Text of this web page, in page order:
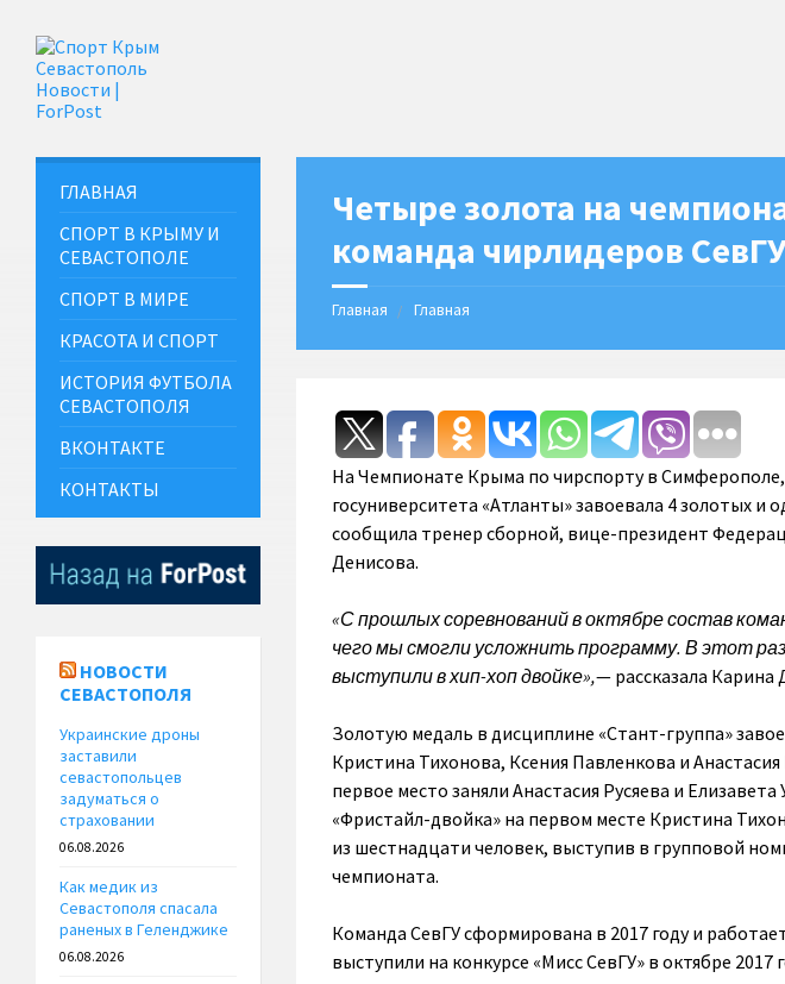
Четыре золота на
команда чирлидеров
Главная Главная
На Чемпионате Крыма по чирспорту в
госуниверситета «Атланты» завоевала 4 золотых и
сообщила тренер сборной, вице-президент
Денисова.
«С прошлых соревнований в октябре состав
чего мы смогли усложнить программу. В этот
выступили в хип-хоп двойке»,— рассказала Карина
Золотую медаль в дисциплине «Стант-группа»
Кристина Тихонова, Ксения Павленкова и
первое место заняли Анастасия Русяева и
«Фристайл-двойка» на первом месте Кристина
из шестнадцати человек, выступив в групповой
чемпионата.
Команда СевГУ сформирована в 2017 году и
выступили на конкурсе «Мисс СевГУ» в октябре 2017
ГЛАВНАЯ
СПОРТ В КРЫМУ И
СЕВАСТОПОЛЕ
СПОРТ В МИРЕ
КРАСОТА И СПОРТ
ИСТОРИЯ ФУТБОЛА
СЕВАСТОПОЛЯ
ВКОНТАКТЕ
КОНТАКТЫ
НОВОСТИ
СЕВАСТОПОЛЯ
Украинские дроны
заставили
севастопольцев
задуматься о
страховании
06.08.2026
Как медик из
Севастополя спасала
раненых в Геленджике
06.08.2026